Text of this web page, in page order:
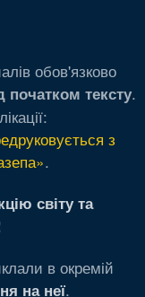
обов'язково
початком тексту.
з
.
світу та
в окремій
на неї.